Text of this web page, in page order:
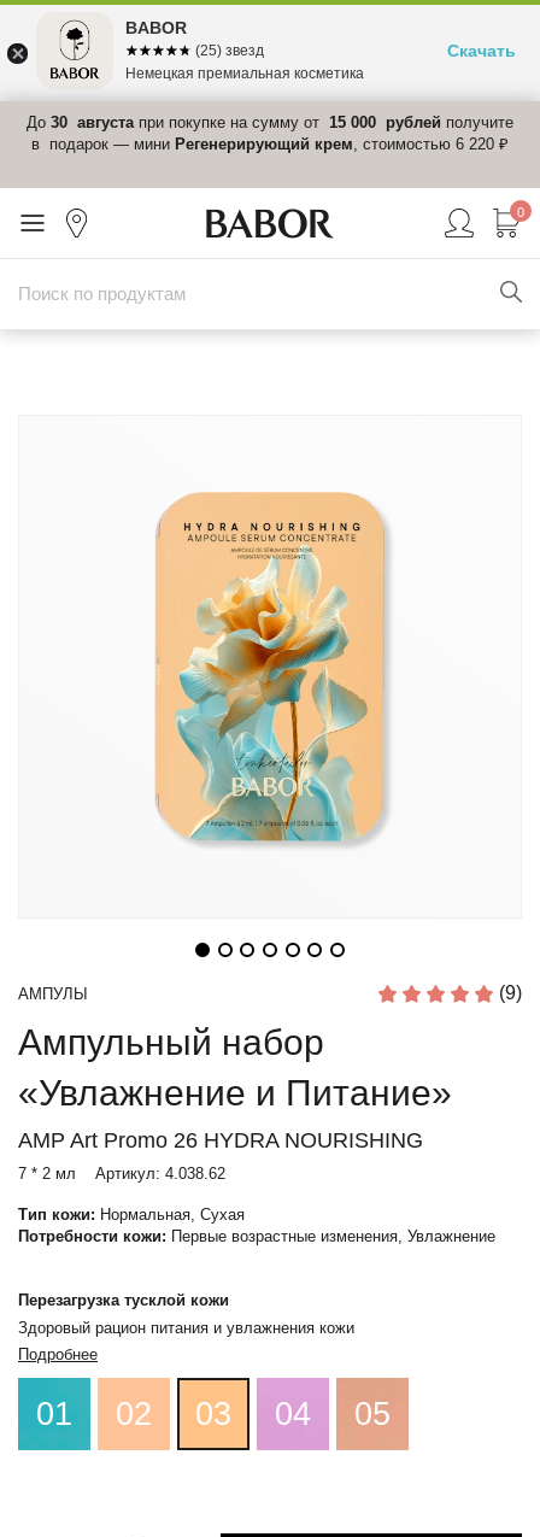
До 30 августапри покупке на сумму от 15 000 рублей получите
в подарок — мини Регенерирующий крем, стоимостью 6 220 ₽
0
АМПУЛЫ (9)
Ампульный набор
«Увлажнение и Питание»
AMP Art Promo 26 HYDRA NOURISHING
7 * 2 мл Артикул: 4.038.62
Тип кожи: Нормальная, Сухая
Потребности кожи: Первые возрастные изменения, Увлажнение
Перезагрузка тусклой кожи
Здоровый рацион питания и увлажнения кожи
Подробнее
01 02 03 04 05
BABOR
☆☆☆☆☆
★★★★★ (25) звезд
Немецкая премиальная косметика
Скачать